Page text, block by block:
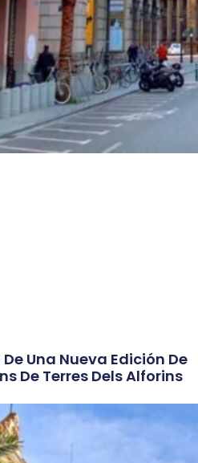
Una Nueva Edición De
De Terres Dels Alforins